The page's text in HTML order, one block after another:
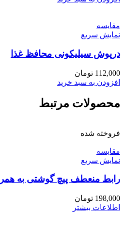
مقايسه
نمایش سریع
درپوش سیلیکونی محافظ غذا
112,000 تومان
افزودن به سبد خرید
محصولات مرتبط
فروخته شده
مقايسه
نمایش سریع
رابط منعطف پیچ گوشتی به
198,000 تومان
اطلاعات بیشتر